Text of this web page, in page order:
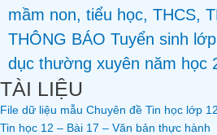
mầm non, tiểu học, THCS,
THÔNG BÁO Tuyển sinh
dục thường xuyên năm học
TÀI LIỆU
File dữ liệu mẫu Chuyên đề Tin học lớp
Tin học 12 – Bài 17 – Văn bản thực hành